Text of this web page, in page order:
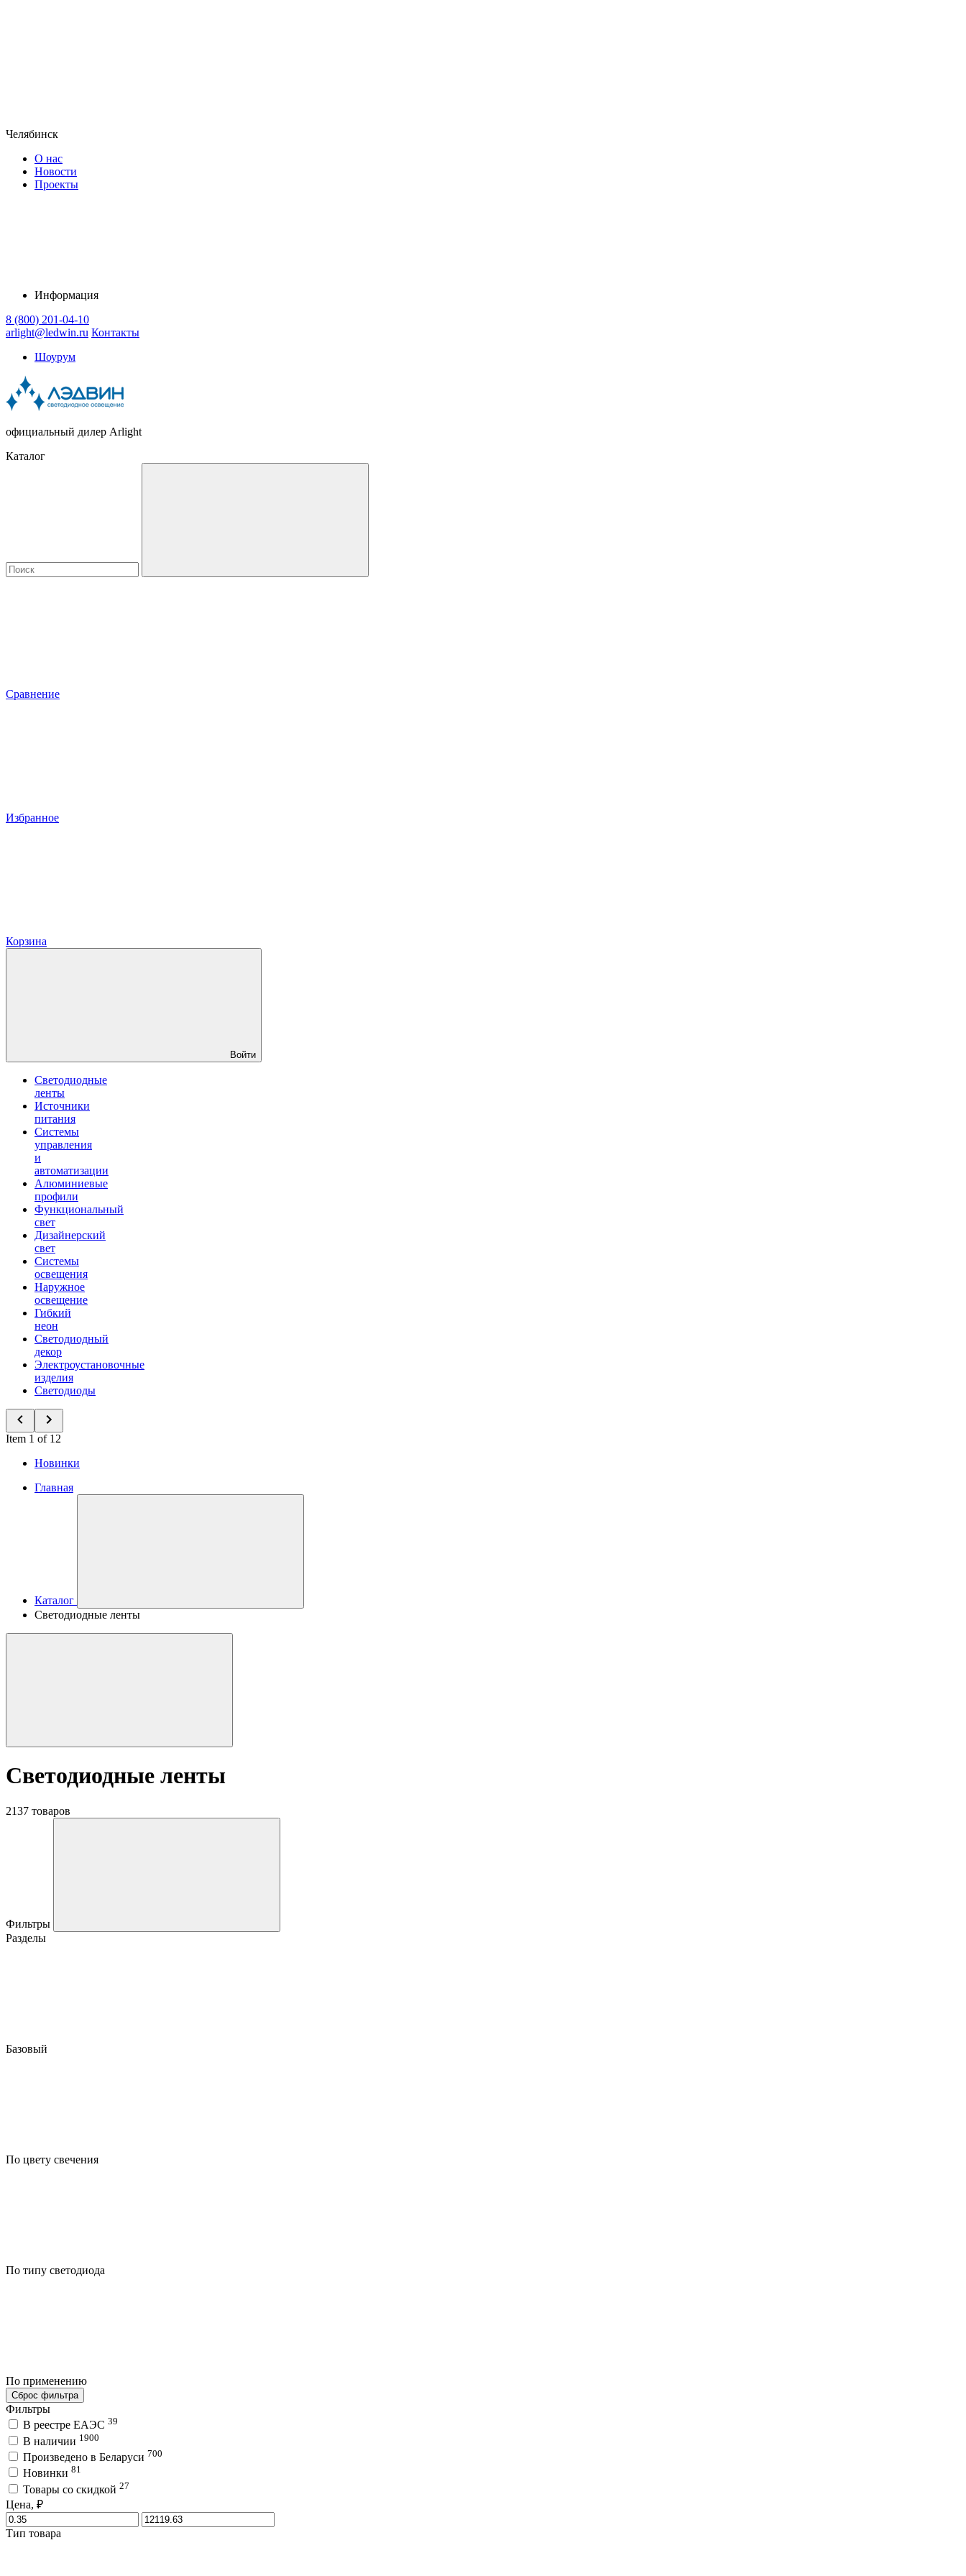
Челябинск
О нас
Новости
Проекты
Информация
8 (800) 201-04-10
arlight@ledwin.ru Контакты
Шоурум
официальный дилер Arlight
Каталог
Сравнение
Избранное
Корзина
Войти
Светодиодные
ленты
Источники
питания
Системы
управления
и
автоматизации
Алюминиевые
профили
Функциональный
свет
Дизайнерский
свет
Системы
освещения
Наружное
освещение
Гибкий
неон
Светодиодный
декор
Электроустановочные
изделия
Светодиоды
Item 1 of 12
Новинки
Главная
Каталог
Светодиодные ленты
Светодиодные ленты
2137 товаров
Фильтры
Разделы
Базовый
По цвету свечения
По типу светодиода
По применению
Сброс фильтра
Фильтры
В реестре ЕАЭС 39
В наличии 1900
Произведено в Беларуси 700
Новинки 81
Товары со скидкой 27
Цена, ₽
Тип товара